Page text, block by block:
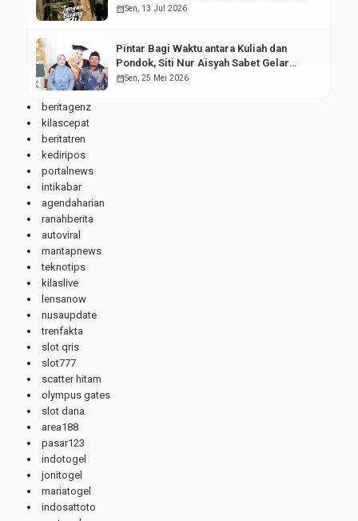
calendar_monthSen, 13 Jul 2026
Pintar Bagi Waktu antara Kuliah dan
Pondok, Siti Nur Aisyah Sabet Gelar
Wisudawan Terbaik
calendar_monthSen, 25 Mei 2026
beritagenz
kilascepat
beritatren
kediripos
portalnews
intikabar
agendaharian
ranahberita
autoviral
mantapnews
teknotips
kilaslive
lensanow
nusaupdate
trenfakta
slot qris
slot777
scatter hitam
olympus gates
slot dana
area188
pasar123
indotogel
jonitogel
mariatogel
indosattoto